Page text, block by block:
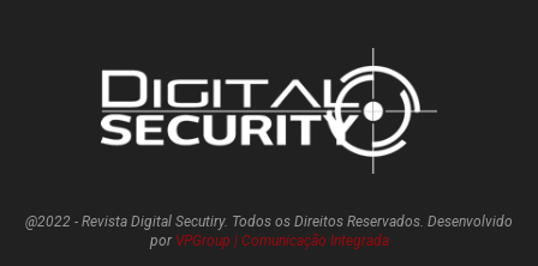
@2022 - Revista Digital Secutiry. Todos os Direitos Reservados. Desenvolvido
por VPGroup | Comunicação Integrada